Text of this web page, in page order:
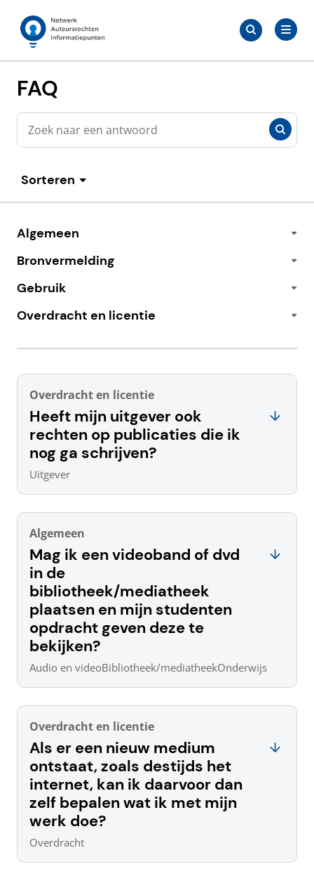
naar
content
Auteursrechten.nl
Zoeken
naar:
Zoeken
FAQ
Zoeken
Zoeken
Sorteren
Algemeen
Bronvermelding
Gebruik
Overdracht en licentie
Overdracht en licentie
Heeft mijn uitgever ook
rechten op publicaties die ik
nog ga schrijven?
Uitgever
Algemeen
Mag ik een videoband of dvd
in de
bibliotheek/mediatheek
plaatsen en mijn studenten
opdracht geven deze te
bekijken?
Audio en videoBibliotheek/mediatheekOnderwijs
Overdracht en licentie
Als er een nieuw medium
ontstaat, zoals destijds het
internet, kan ik daarvoor dan
zelf bepalen wat ik met mijn
werk doe?
Overdracht